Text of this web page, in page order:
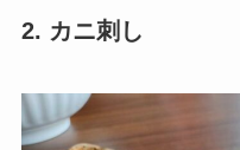
2. カニ刺し